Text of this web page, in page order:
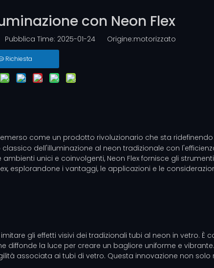
con Neon Flex
Time: 2025-01-24 Origine:motorizzato
Richiesta
come un prodotto rivoluzionario che sta
dell'illuminazione al neon tradizionale con
unici e coinvolgenti, Neon Flex fornisce gli
esplorandone i vantaggi, le applicazioni e le
gli effetti visivi dei tradizionali tubi al neon in vetro. È
diffonde la luce per creare un bagliore uniforme e
associata ai tubi di vetro. Questa innovazione non solo